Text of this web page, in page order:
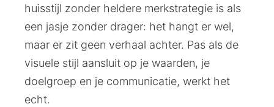
huisstijl zonder heldere merkstrategie is als
een jasje zonder drager: het hangt er wel,
maar er zit geen verhaal achter. Pas als de
visuele stijl aansluit op je waarden, je
doelgroep en je communicatie, werkt het
echt.